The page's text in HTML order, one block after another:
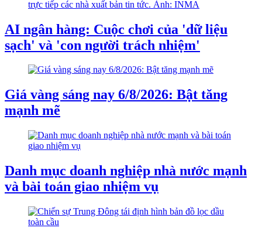
AI ngân hàng: Cuộc chơi của 'dữ liệu
sạch' và 'con người trách nhiệm'
Giá vàng sáng nay 6/8/2026: Bật tăng
mạnh mẽ
Danh mục doanh nghiệp nhà nước mạnh
và bài toán giao nhiệm vụ